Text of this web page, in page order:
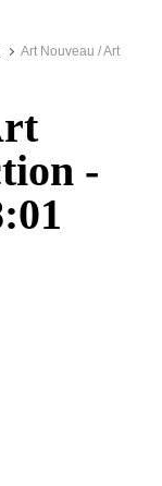
Art Nouveau / Art
-